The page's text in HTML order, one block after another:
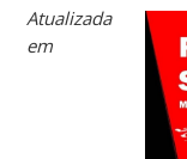
Atualizada
em